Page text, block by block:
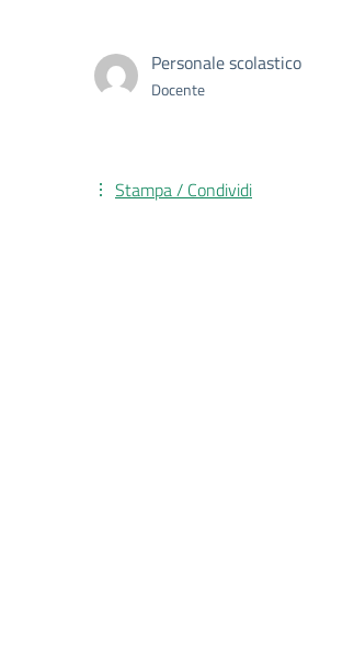
Personale scolastico
Docente
Stampa / Condividi